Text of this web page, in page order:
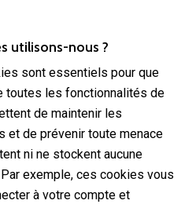
utilisons-nous ?
sont essentiels pour que
toutes les fonctionnalités de
de maintenir les
de prévenir toute menace
ni ne stockent aucune
exemple, ces cookies vous
à votre compte et